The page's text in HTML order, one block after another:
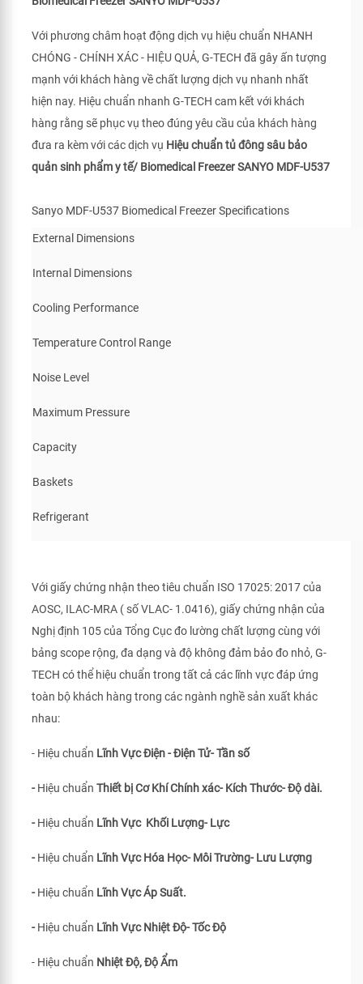
Với phương châm hoạt động dịch vụ hiệu chuẩn NHANH
CHÓNG - CHÍNH XÁC - HIỆU QUẢ, G-TECH đã gây ấn tượng
mạnh với khách hàng về chất lượng dịch vụ nhanh nhất
hiện nay. Hiệu chuẩn nhanh G-TECH cam kết với khách
hàng rằng sẽ phục vụ theo đúng yêu cầu của khách hàng
đưa ra kèm với các dịch vụ Hiệu chuẩn tủ đông sâu bảo
quản sinh phẩm y tế/ Biomedical Freezer SANYO MDF-U537
Sanyo MDF-U537 Biomedical Freezer Specifications
External Dimensions
Internal Dimensions
Cooling Performance
Temperature Control Range
Noise Level
Maximum Pressure
Capacity
Baskets
Refrigerant
Với giấy chứng nhận theo tiêu chuẩn ISO 17025: 2017 của
AOSC, ILAC-MRA ( số VLAC- 1.0416), giấy chứng nhận của
Nghị định 105 của Tổng Cục đo lường chất lượng cùng với
bảng scope rộng, đa dạng và độ không đảm bảo đo nhỏ, G-
TECH có thể hiệu chuẩn trong tất cả các lĩnh vực đáp ứng
toàn bộ khách hàng trong các ngành nghề sản xuất khác
nhau:
- Hiệu chuẩn Lĩnh Vực Điện - Điện Tử- Tần số
-Hiệu chuẩn Thiết bị Cơ Khí Chính xác- Kích Thước- Độ dài.
-Hiệu chuẩn Lĩnh Vực Khối Lượng- Lực
-Hiệu chuẩn Lĩnh Vực Hóa Học- Môi Trường- Lưu Lượng
-Hiệu chuẩn Lĩnh Vực Áp Suất.
-Hiệu chuẩn Lĩnh Vực Nhiệt Độ- Tốc Độ
- Hiệu chuẩn Nhiệt Độ, Độ Ẩm